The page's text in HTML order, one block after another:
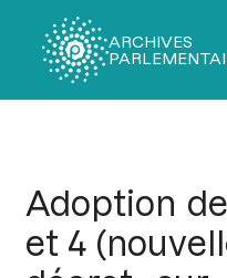
ARCHIVES
Adoption
et 4